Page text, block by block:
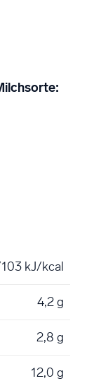
kJ/kcal
4,2 g
2,8 g
12,0 g